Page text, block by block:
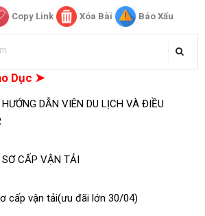
Copy Link Xóa Bài Báo Xấu
Dục ➤
DẪN VIÊN DU LỊCH VÀ ĐIỀU
CẤP VẬN TẢI
cấp vận tải(ưu đãi lớn 30/04)